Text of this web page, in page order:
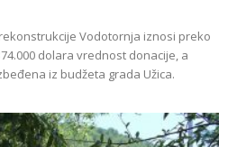
Vodotornja iznosi preko
dolara vrednost donacije, a
iz budžeta grada Užica.